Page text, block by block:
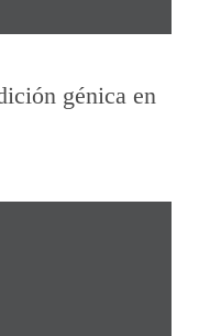
génica en